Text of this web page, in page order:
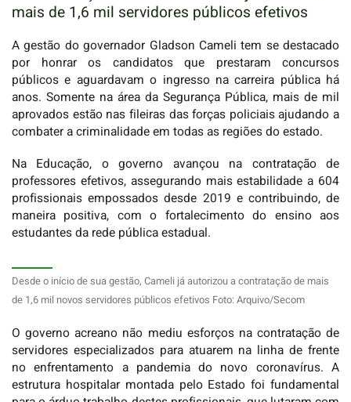
mais de 1,6 mil servidores públicos efetivos
A gestão do governador Gladson Cameli tem se destacado
por honrar os candidatos que prestaram concursos
públicos e aguardavam o ingresso na carreira pública há
anos. Somente na área da Segurança Pública, mais de mil
aprovados estão nas fileiras das forças policiais ajudando a
combater a criminalidade em todas as regiões do estado.
Na Educação, o governo avançou na contratação de
professores efetivos, assegurando mais estabilidade a 604
profissionais empossados desde 2019 e contribuindo, de
maneira positiva, com o fortalecimento do ensino aos
estudantes da rede pública estadual.
Desde o início de sua gestão, Cameli já autorizou a contratação de mais
de 1,6 mil novos servidores públicos efetivos Foto: Arquivo/Secom
O governo acreano não mediu esforços na contratação de
servidores especializados para atuarem na linha de frente
no enfrentamento a pandemia do novo coronavírus. A
estrutura hospitalar montada pelo Estado foi fundamental